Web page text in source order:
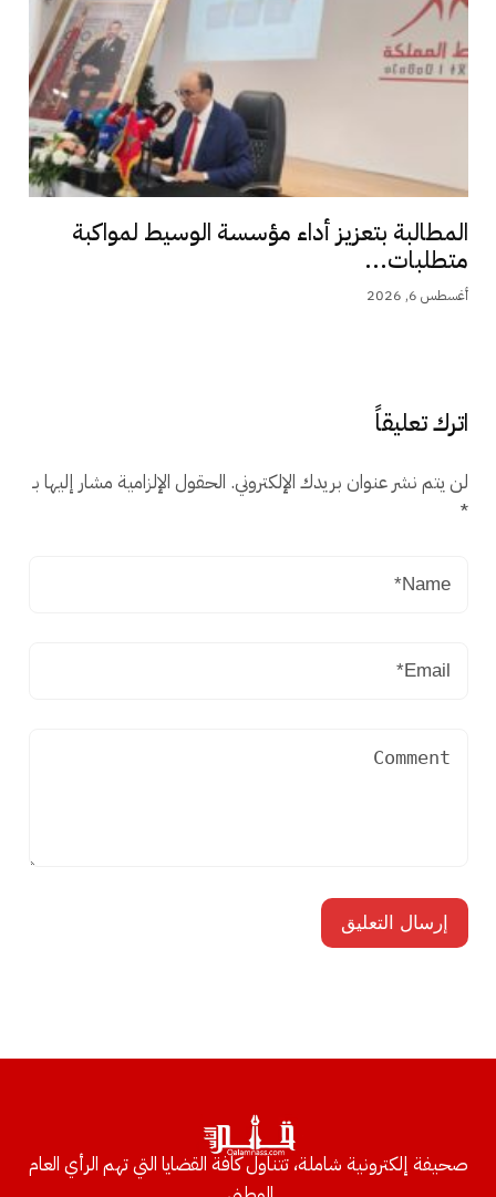
المطالبة بتعزيز أداء مؤسسة الوسيط لمواكبة
متطلبات...
أغسطس 6, 2026
اترك تعليقاً
لن يتم نشر عنوان بريدك الإلكتروني. الحقول الإلزامية مشار إليها بـ
*
صحيفة إلكترونية شاملة، تتناول كافة القضايا التي تهم الرأي العام